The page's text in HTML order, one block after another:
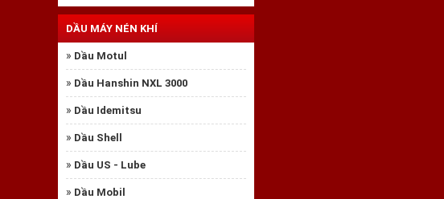
DẦU MÁY NÉN KHÍ
» Dầu Motul
» Dầu Hanshin NXL 3000
» Dầu Idemitsu
» Dầu Shell
» Dầu US - Lube
» Dầu Mobil